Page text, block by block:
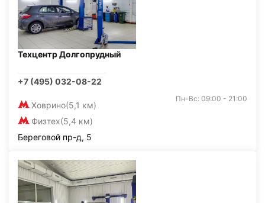
Техцентр Долгопрудный
+7 (495) 032-08-22
Ховрино(5,1 км)
Физтех(5,4 км)
Пн-Вс: 09:00 - 21:00
Береговой пр-д, 5